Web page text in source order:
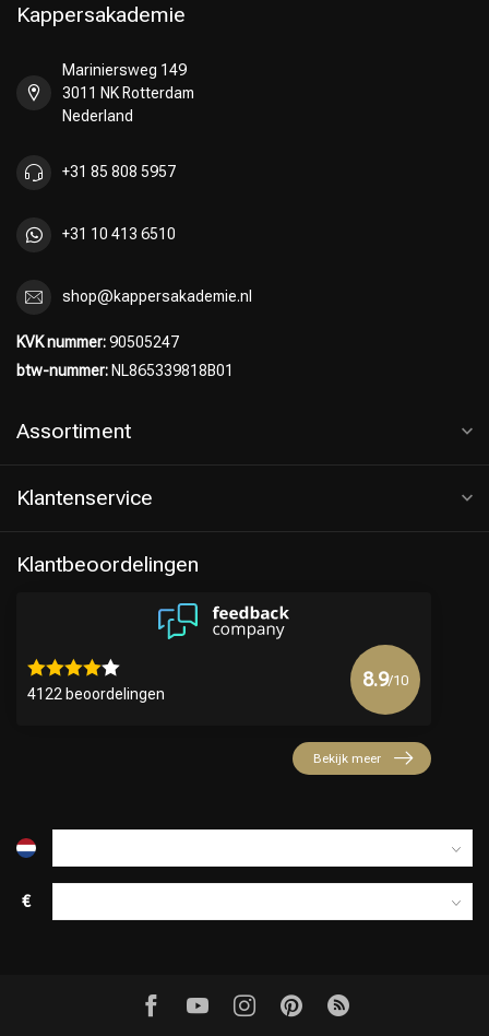
Kappersakademie
Mariniersweg 149
3011 NK Rotterdam
Nederland
+31 85 808 5957
+31 10 413 6510
shop@kappersakademie.nl
KVK nummer:90505247
btw-nummer:NL865339818B01
Assortiment
Klantenservice
Klantbeoordelingen
4122 beoordelingen
8.9/10
Bekijk meer
€